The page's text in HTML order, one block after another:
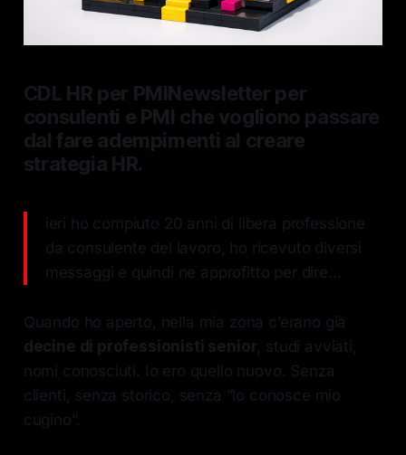
CDL HR per PMINewsletter per
consulenti e PMI che vogliono passare
dal fare adempimenti al creare
strategia HR.
ieri ho compiuto 20 anni di libera professione
da consulente del lavoro, ho ricevuto diversi
messaggi e quindi ne approfitto per dire...
Quando ho aperto, nella mia zona c’erano già
decine di professionisti senior, studi avviati,
nomi conosciuti. Io ero quello nuovo. Senza
clienti, senza storico, senza “lo conosce mio
cugino”.